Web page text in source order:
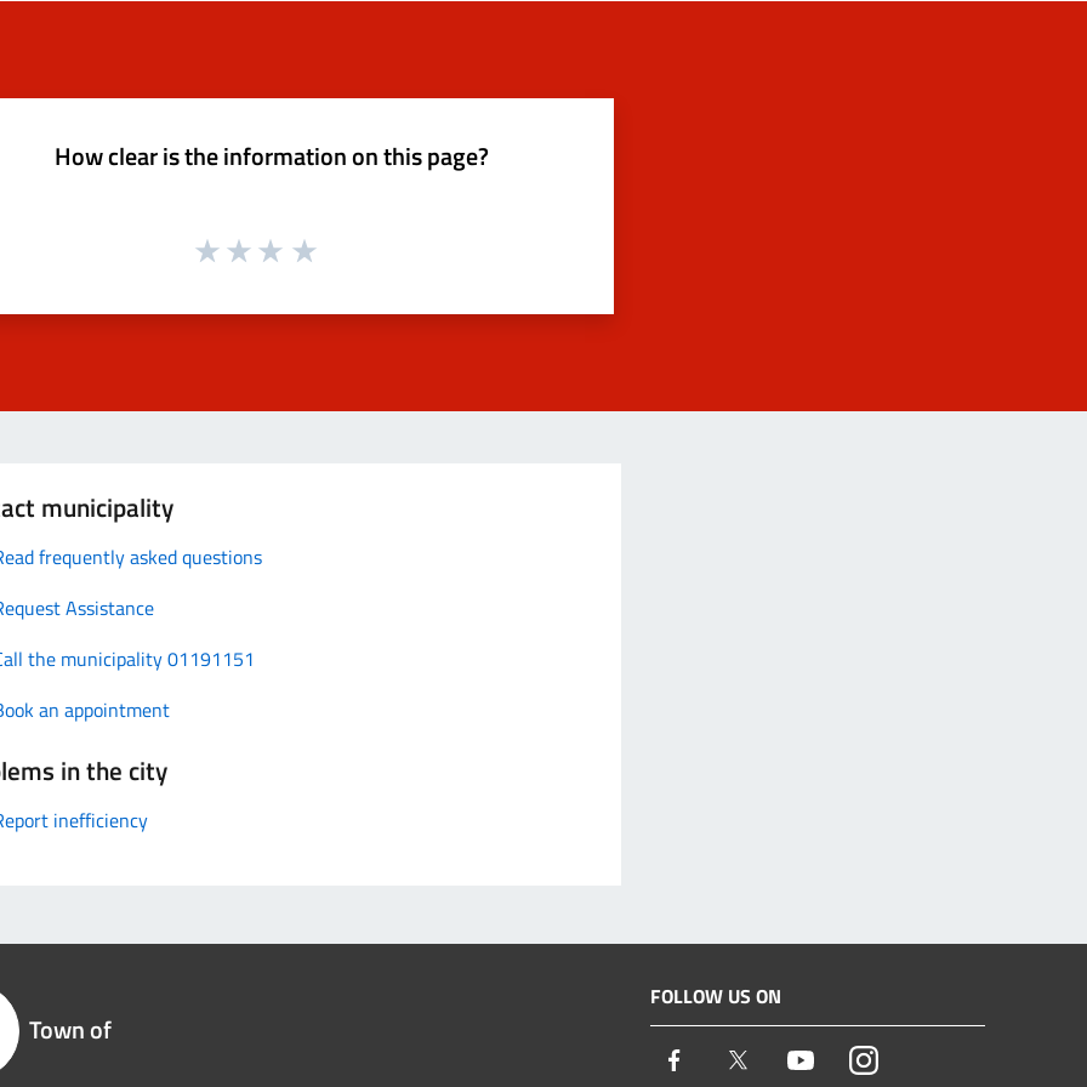
How clear is the information on this page?
municipality
frequently asked questions
Assistance
the municipality 01191151
an appointment
in the city
inefficiency
Town of
FOLLOW US ON
Facebook Twitter YoutubeInstagram